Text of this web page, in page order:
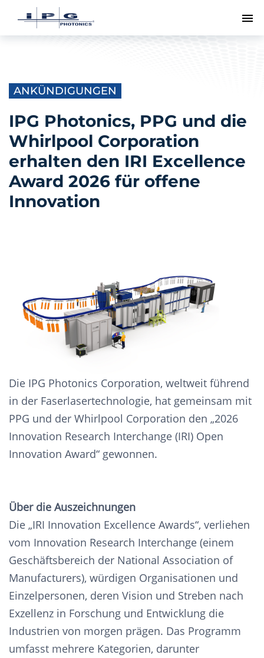
ANKÜNDIGUNGEN
IPG Photonics, PPG und die
Whirlpool Corporation
erhalten den IRI Excellence
Award 2026 für offene
Innovation
Die IPG Photonics Corporation, weltweit führend
in der Faserlasertechnologie, hat gemeinsam mit
PPG und der Whirlpool Corporation den „2026
Innovation Research Interchange (IRI) Open
Innovation Award“ gewonnen.
Über die Auszeichnungen
Die „IRI Innovation Excellence Awards“, verliehen
vom Innovation Research Interchange (einem
Geschäftsbereich der National Association of
Manufacturers), würdigen Organisationen und
Einzelpersonen, deren Vision und Streben nach
Exzellenz in Forschung und Entwicklung die
Industrien von morgen prägen. Das Programm
umfasst mehrere Kategorien, darunter